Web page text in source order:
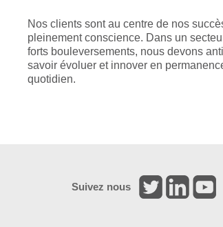
Nos clients sont au centre de nos
pleinement conscience. Dans un
forts bouleversements, nous devons
savoir évoluer et innover en
quotidien.
Suivez nous